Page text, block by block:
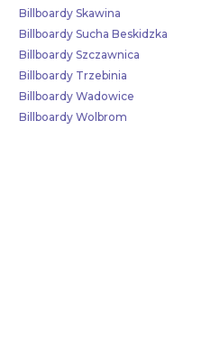
Billboardy Skawina
Billboardy Sucha Beskidzka
Billboardy Szczawnica
Billboardy Trzebinia
Billboardy Wadowice
Billboardy Wolbrom